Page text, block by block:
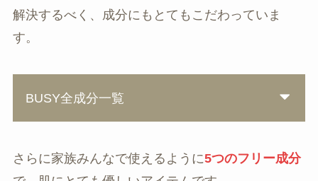
解決するべく、成分にもとてもこだわっていま
す。
BUSY全成分一覧
さらに家族みんなで使えるように5つのフリー成分